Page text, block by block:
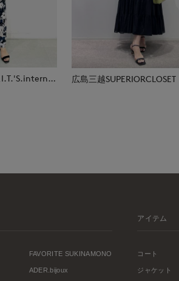
那覇メインプレイスI.T.'S.international 広島三越SUPERIORCLOSET
FAVORITE SUKINAMONO
ADER.bijoux
アイテム
コート
ジャケット